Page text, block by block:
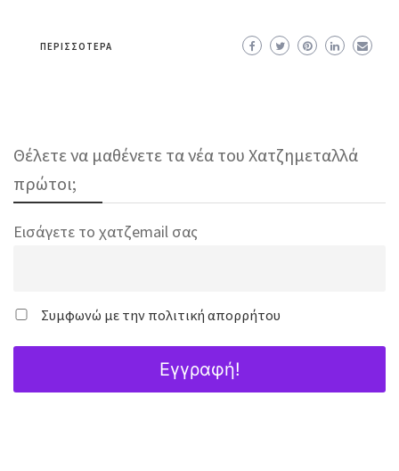
ΠΕΡΙΣΣΌΤΕΡΑ
Θέλετε να μαθένετε τα νέα του Χατζημεταλλά
πρώτοι;
Εισάγετε το χατζemail σας
Συμφωνώ με την πολιτική απορρήτου